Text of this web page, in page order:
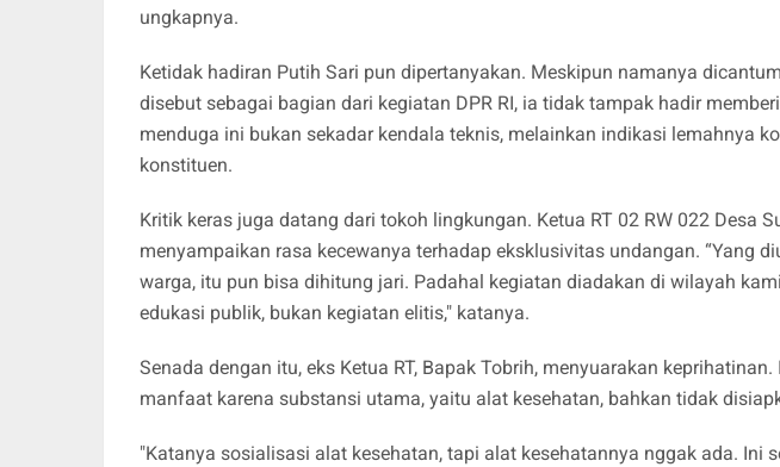
ungkapnya.
Ketidak hadiran Putih Sari pun dipertanyakan. Meskipun namanya
disebut sebagai bagian dari kegiatan DPR RI, ia tidak tampak hadir
menduga ini bukan sekadar kendala teknis, melainkan indikasi lemahnya
konstituen.
Kritik keras juga datang dari tokoh lingkungan. Ketua RT 02 RW 022 Desa
menyampaikan rasa kecewanya terhadap eksklusivitas undangan. “Yang
warga, itu pun bisa dihitung jari. Padahal kegiatan diadakan di wilayah
edukasi publik, bukan kegiatan elitis," katanya.
Senada dengan itu, eks Ketua RT, Bapak Tobrih, menyuarakan
manfaat karena substansi utama, yaitu alat kesehatan, bahkan tidak
"Katanya sosialisasi alat kesehatan, tapi alat kesehatannya nggak ada. Ini